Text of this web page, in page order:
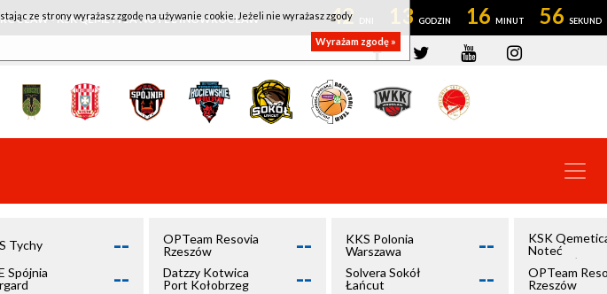
- KSK QEMETICA NOTEĆ INOWROCŁAW 42 13 16 56
Tychy --
Spójnia
--
OPTeam Resovia
Rzeszów
--
Datzzy Kotwica
Port Kołobrzeg
--
KKS Polonia
Warszawa
--
Solvera Sokół
Łańcut
--
KSK
Noteć
Inowrocław
OPTeam
Rzeszów
ze strony wyrażasz zgodę na używanie cookie. Jeżeli nie wyrażasz zgody
Wyrażam zgodę »